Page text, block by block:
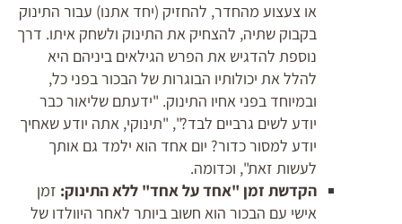
או צעצוע מהחדר, להחזיק (יחד אתנו) עבור התינוק
בקבוק שתיה, להצחיק את התינוק ולשחק איתו. דרך
נוספת להדגיש את הפרש הגילאים ביניהם היא
להלל את יכולותיו הבוגרות של הבכור בפני כל,
ובמיוחד בפני אחיו התינוק. "ידעתם שליאור כבר
יודע לשים גרביים לבד?", "תינוקי, אתה יודע שאחיך
יודע למסור כדור? יום אחד הוא ילמד גם אותך
לעשות זאת", וכדומה.
הקדשת זמן "אחד על אחד" ללא התינוק: זמן
אישי עם הבכור הוא חשוב ביותר לאחר היוולדו של